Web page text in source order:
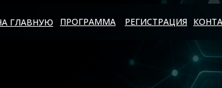
ГЛАВНУЮ ПРОГРАММА РЕГИСТРАЦИЯ